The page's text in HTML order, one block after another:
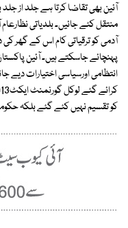
آئین بھی تقاضا کرتا ہے جلد از جلد
منتقل کئے جائیں۔ بلدیاتی
آدمی کو ترقیاتی کام اس کے گھر
پہنچائے جاسکتے ہیں۔ آئین
انتظامی اورسیاسی اختیارات
کو تقسیم نہیں کئے گئے بلکہ